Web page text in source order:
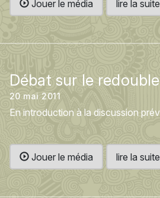
Jouer le média lire la
Débat sur le
20 mai 2011
En introduction à la discussion
Jouer le média lire la